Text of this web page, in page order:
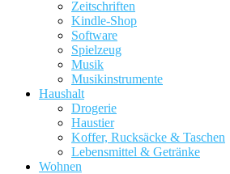
Zeitschriften
Kindle-Shop
Software
Spielzeug
Musik
Musikinstrumente
Haushalt
Drogerie
Haustier
Koffer, Rucksäcke & Taschen
Lebensmittel & Getränke
Wohnen